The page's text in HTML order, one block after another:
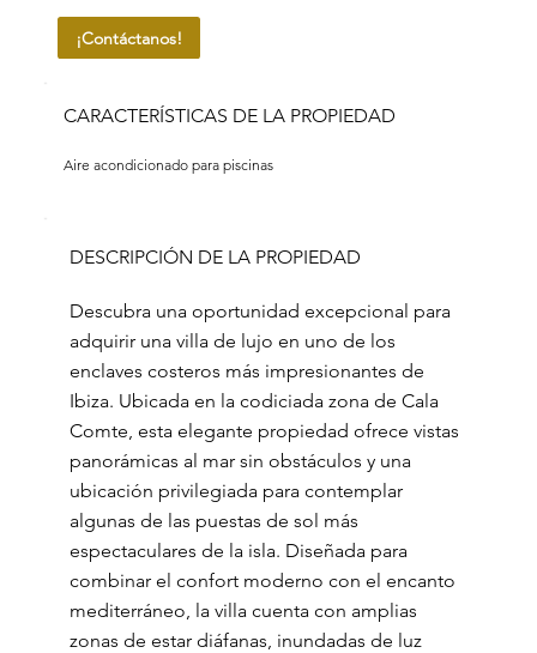
¡Contáctanos!
CARACTERÍSTICAS DE LA PROPIEDAD
Aire acondicionado para piscinas
DESCRIPCIÓN DE LA PROPIEDAD
Descubra una oportunidad excepcional para
adquirir una villa de lujo en uno de los
enclaves costeros más impresionantes de
Ibiza. Ubicada en la codiciada zona de Cala
Comte, esta elegante propiedad ofrece vistas
panorámicas al mar sin obstáculos y una
ubicación privilegiada para contemplar
algunas de las puestas de sol más
espectaculares de la isla. Diseñada para
combinar el confort moderno con el encanto
mediterráneo, la villa cuenta con amplias
zonas de estar diáfanas, inundadas de luz